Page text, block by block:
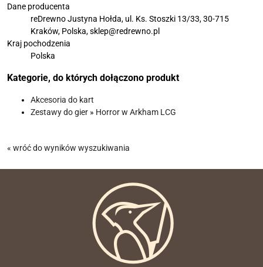
Dane producenta
reDrewno Justyna Hołda, ul. Ks. Stoszki 13/33, 30-715
Kraków, Polska, sklep@redrewno.pl
Kraj pochodzenia
Polska
Kategorie, do których dołączono produkt
Akcesoria do kart
Zestawy do gier » Horror w Arkham LCG
« wróć do wyników wyszukiwania